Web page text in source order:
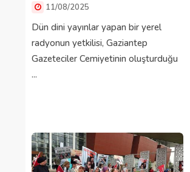
11/08/2025
Dün dini yayınlar yapan bir yerel
radyonun yetkilisi, Gaziantep
Gazeteciler Cemiyetinin oluşturduğu
...